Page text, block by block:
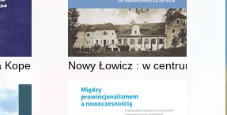
Kopernika z rodu ŚlązakaNowy Łowicz : w centrum